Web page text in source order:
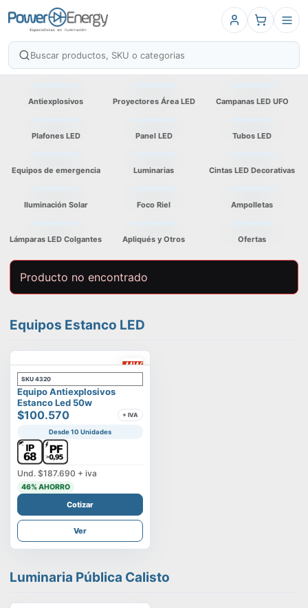
Antiexplosivos Proyectores Área LED Campanas LED UFO
Plafones LED Panel LED Tubos LED
Equipos de emergencia Luminarias Cintas LED Decorativas
Iluminación Solar Foco Riel Ampolletas
Lámparas LED Colgantes Apliqués y Otros Ofertas
Producto no encontrado
Equipos Estanco LED
SKU 4320
Equipo Antiexplosivos
Estanco Led 50w
$100.570 + IVA
Desde 10 Unidades
Und. $187.690 + iva
46% AHORRO
Cotizar
Ver
Luminaria Pública Calisto